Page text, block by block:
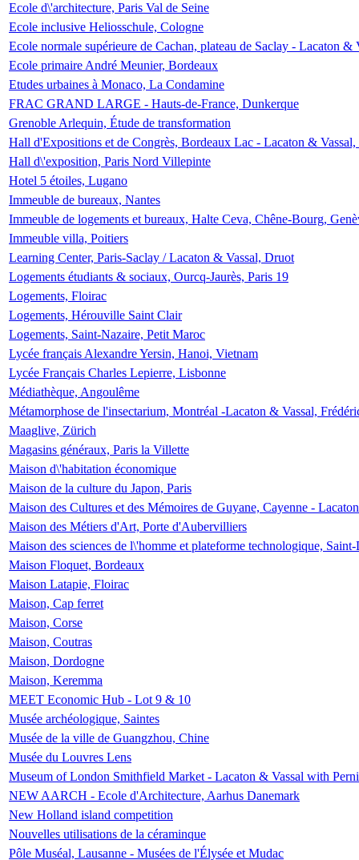
Ecole d\'architecture, Paris Val de Seine
Ecole inclusive Heliosschule, Cologne
Ecole normale supérieure de Cachan, plateau de Saclay - Lacaton &
Ecole primaire André Meunier, Bordeaux
Etudes urbaines à Monaco, La Condamine
FRAC GRAND LARGE - Hauts-de-France, Dunkerque
Grenoble Arlequin, Étude de transformation
Hall d'Expositions et de Congrès, Bordeaux Lac - Lacaton &
Hall d\'exposition, Paris Nord Villepinte
Hotel 5 étoiles, Lugano
Immeuble de bureaux, Nantes
Immeuble de logements et bureaux, Halte Ceva, Chêne-Bourg,
Immeuble villa, Poitiers
Learning Center, Paris-Saclay / Lacaton & Vassal, Druot
Logements étudiants & sociaux, Ourcq-Jaurès, Paris 19
Logements, Floirac
Logements, Hérouville Saint Clair
Logements, Saint-Nazaire, Petit Maroc
Lycée français Alexandre Yersin, Hanoi, Vietnam
Lycée Français Charles Lepierre, Lisbonne
Médiathèque, Angoulême
Métamorphose de l'insectarium, Montréal -Lacaton & Vassal,
Maaglive, Zürich
Magasins généraux, Paris la Villette
Maison d\'habitation économique
Maison de la culture du Japon, Paris
Maison des Cultures et des Mémoires de Guyane, Cayenne -
Maison des Métiers d'Art, Porte d'Aubervilliers
Maison des sciences de l\'homme et plateforme technologique,
Maison Floquet, Bordeaux
Maison Latapie, Floirac
Maison, Cap ferret
Maison, Corse
Maison, Coutras
Maison, Dordogne
Maison, Keremma
MEET Economic Hub - Lot 9 & 10
Musée archéologique, Saintes
Musée de la ville de Guangzhou, Chine
Musée du Louvres Lens
Museum of London Smithfield Market - Lacaton & Vassal with
NEW AARCH - Ecole d'Architecture, Aarhus Danemark
New Holland island competition
Nouvelles utilisations de la céraminque
Pôle Muséal, Lausanne - Musées de l'Élysée et Mudac